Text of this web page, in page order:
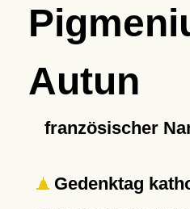
Autun
französischer
Gedenktag